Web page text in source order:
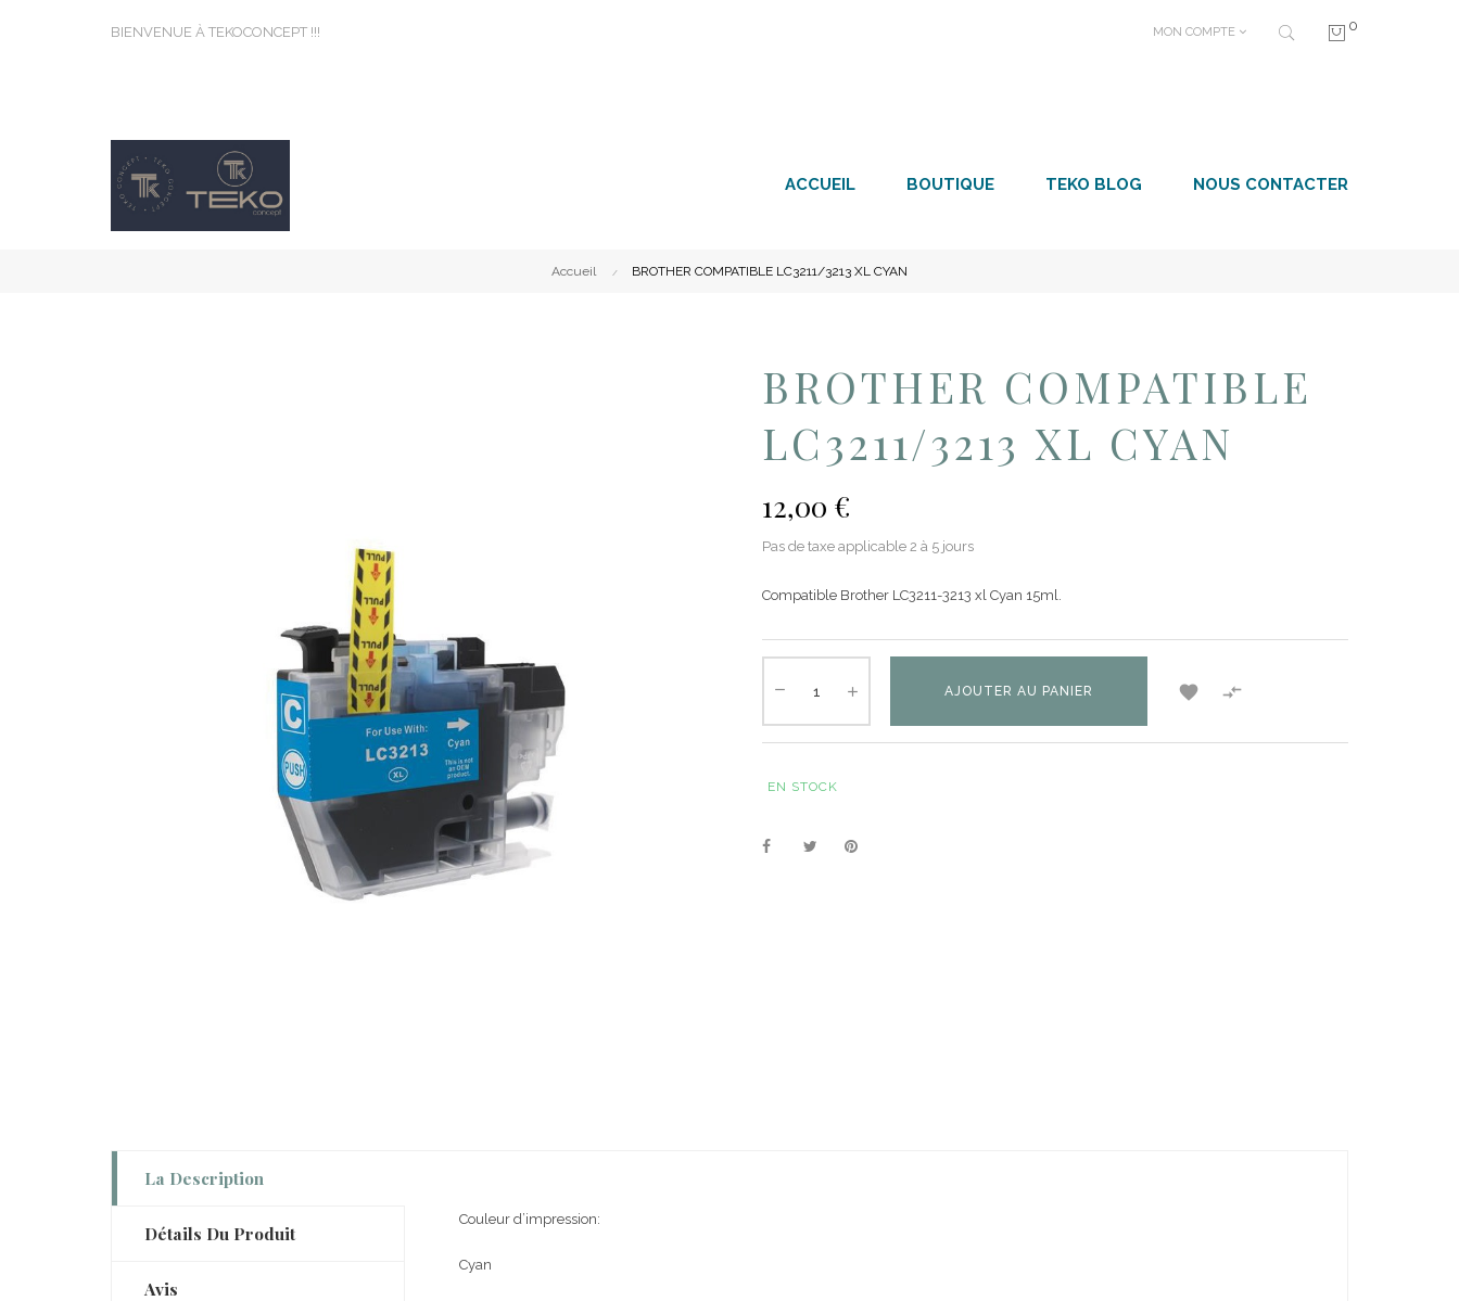
BIENVENUE À TEKOCONCEPT !!! MON COMPTE 0
ACCUEIL BOUTIQUE TEKO BLOG NOUS CONTACTER
Accueil BROTHER COMPATIBLE LC3211/3213 XL CYAN
BROTHER COMPATIBLE
LC3211/3213 XL CYAN
12,00 €
Pas de taxe applicable 2 à 5 jours
Compatible Brother LC3211-3213 xl Cyan 15ml.
AJOUTER AU PANIER  
EN STOCK
La Description
Détails Du Produit
Avis
Couleur d’impression:
Cyan